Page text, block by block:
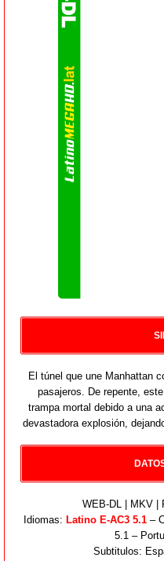
El túnel que une Manhattan
pasajeros. De repente,
trampa mortal debido a una
devastadora explosión,
WEB-DL | MKV |
Idiomas: Latino E-AC3 5.1–
5.1 –
Subtitulos: